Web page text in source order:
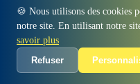
🍪 Nous utilisons des cookies
notre site. En utilisant notre
savoir plus
Refuser